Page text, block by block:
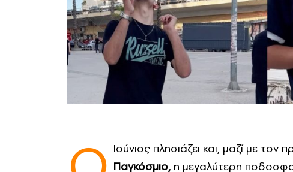
Ιούνιος πλησιάζει και, μαζί με τον
Παγκόσμιο, η μεγαλύτερη